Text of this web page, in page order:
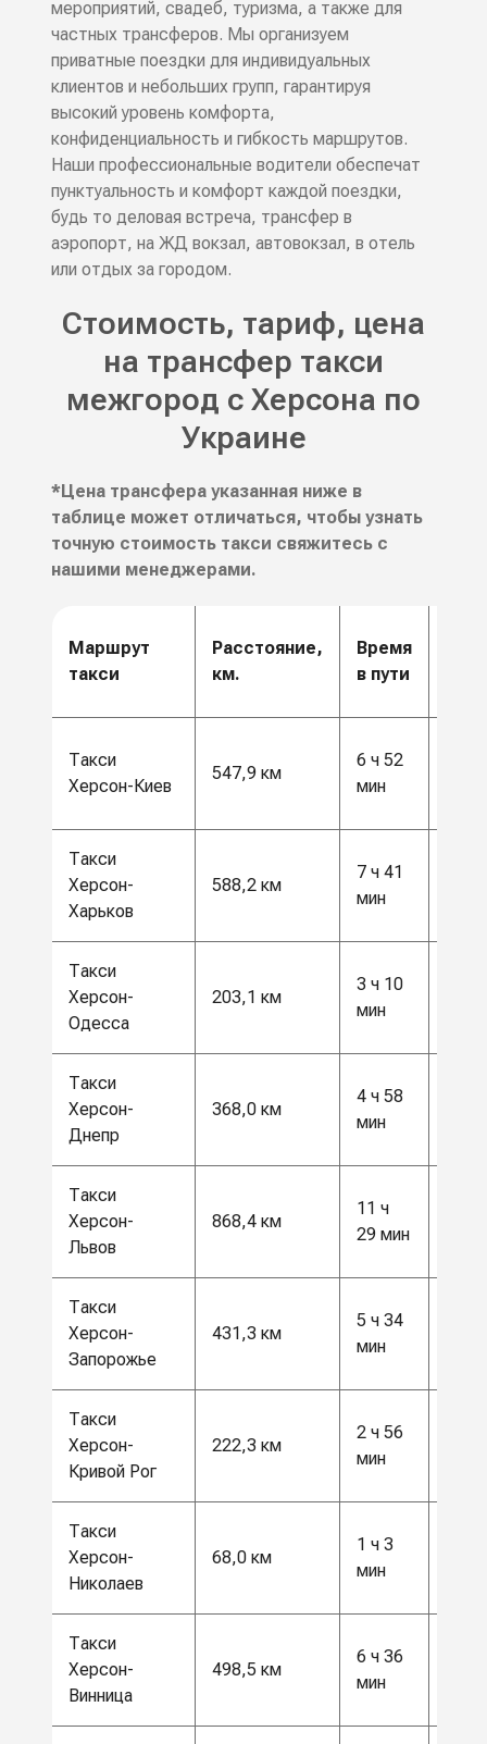
мероприятий, свадеб, туризма, а также для
частных трансферов. Мы организуем
приватные поездки для индивидуальных
клиентов и небольших групп, гарантируя
высокий уровень комфорта,
конфиденциальность и гибкость маршрутов.
Наши профессиональные водители обеспечат
пунктуальность и комфорт каждой поездки,
будь то деловая встреча, трансфер в
аэропорт, на ЖД вокзал, автовокзал, в отель
или отдых за городом.
Стоимость, тариф, цена
на трансфер такси
межгород с Херсона по
Украине
*Цена трансфера указанная ниже в
таблице может отличаться, чтобы узнать
точную стоимость такси свяжитесь с
нашими менеджерами.
Маршрут
такси
Расстояние,
км.
Время
в пути
Такси
Херсон-Киев
547,9 км
6 ч 52
мин
Такси
Херсон-
Харьков
588,2 км
7 ч 41
мин
Такси
Херсон-
Одесса
203,1 км
3 ч 10
мин
Такси
Херсон-
Днепр
368,0 км
4 ч 58
мин
Такси
Херсон-
Львов
868,4 км
11 ч
29 мин
Такси
Херсон-
Запорожье
431,3 км
5 ч 34
мин
Такси
Херсон-
Кривой Рог
222,3 км
2 ч 56
мин
Такси
Херсон-
Николаев
68,0 км
1 ч 3
мин
Такси
Херсон-
Винница
498,5 км
6 ч 36
мин